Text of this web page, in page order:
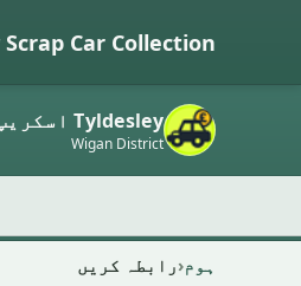
Car Collection
Tyldesley اسکریپ یارڈ
Wigan District
ہوم رابطہ کریں